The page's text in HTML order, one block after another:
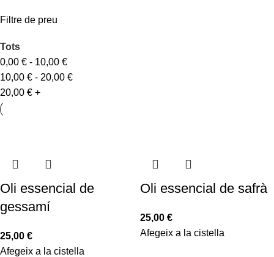
Filtre de preu
Tots
0,00 € - 10,00 €
10,00 € - 20,00 €
20,00 € +
Oli essencial de
gessamí
25,00 €
Afegeix a la cistella
Oli essencial de safrà
25,00 €
Afegeix a la cistella